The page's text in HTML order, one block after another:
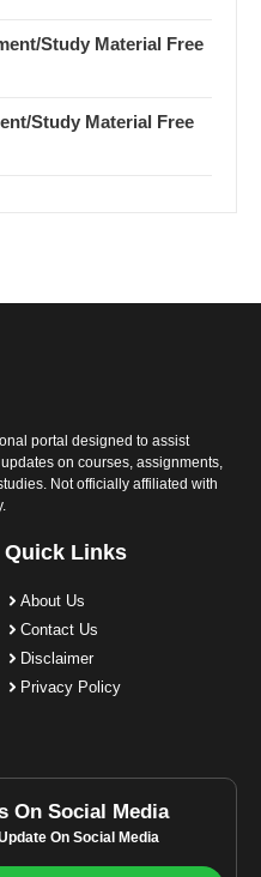
Study Material Free
Study Material Free
portal designed to assist
on courses, assignments,
Not officially affiliated with
Quick Links
About Us
Contact Us
Disclaimer
Privacy Policy
On Social Media
On Social Media